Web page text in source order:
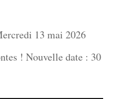
13 mai 2026
! Nouvelle date : 30